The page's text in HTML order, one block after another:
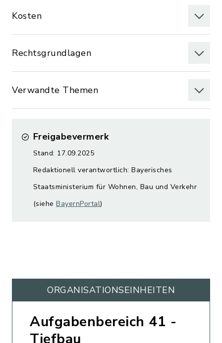
Kosten
Rechtsgrundlagen
Verwandte Themen
Freigabevermerk
Stand: 17.09.2025
Redaktionell verantwortlich: Bayerisches
Staatsministerium für Wohnen, Bau und Verkehr
(siehe BayernPortal)
ORGANISATIONS­EINHEITEN
Aufgabenbereich 41 -
Tiefbau